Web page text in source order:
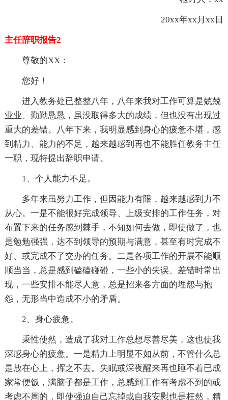
20xx年xx月xx日
主任辞职报告2
尊敬的XX：
您好！
进入教务处已整整八年，八年来我对工作可算是兢兢
业业、勤勤恳恳，虽没取得多大的成绩，但也没有出现过
重大的差错。八年下来，我明显感到身心的疲惫不堪，感
到精力、能力的不足，越来越感到再也不能胜任教务主任
一职，现特提出辞职申请。
1、个人能力不足。
多年来虽努力工作，但因能力有限，越来越感到力不
从心。一是不能很好完成领导、上级安排的工作任务，对
布置下来的任务感到棘手，不知如何去做，即使做了，也
是勉勉强强，达不到领导的预期与满意，甚至有时完成不
好、或完成不了交办的任务。二是各项工作的开展不能顺
顺当当，总是感到磕磕碰碰，一些小的失误、差错时常出
现，一些安排不能尽人意，总是招来各方面的埋怨与抱
怨，无形当中造成不小的矛盾。
2、身心疲惫。
秉性使然，造成了我对工作总想尽善尽美，这也使我
深感身心的疲惫。一是精力上明显不如从前，不管什么总
是放在心上，挥之不去。失眠或深夜醒来再也睡不着已成
家常便饭，满脑子都是工作，总感到工作有考虑不到的或
考虑不周的，即使强迫自己忘掉或自我安慰也是枉然，精